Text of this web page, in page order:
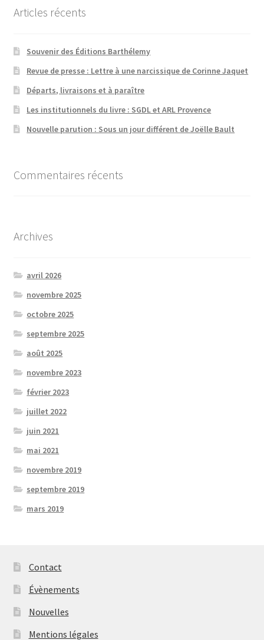
Validation de la commande
Articles récents
Souvenir des Éditions Barthélemy
Revue de presse : Lettre à une narcissique de Corinne Jaquet
Départs, livraisons et à paraître
Les institutionnels du livre : SGDL et ARL Provence
Nouvelle parution : Sous un jour différent de Joëlle Bault
Commentaires récents
Archives
avril 2026
novembre 2025
octobre 2025
septembre 2025
août 2025
novembre 2023
février 2023
juillet 2022
juin 2021
mai 2021
novembre 2019
septembre 2019
mars 2019
Contact
Évènements
Nouvelles
Mentions légales